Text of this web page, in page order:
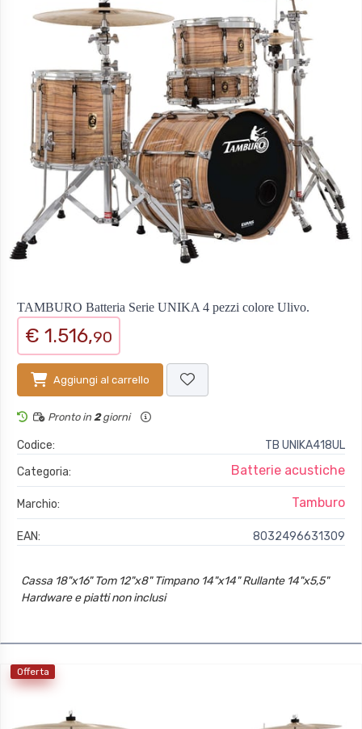
TAMBURO Batteria Serie UNIKA 4 pezzi colore Ulivo.
€ 1.516,90
Aggiungi al carrello
Pronto in 2giorni
Codice:
TB UNIKA418UL
Categoria:
Batterie acustiche
Marchio: Tamburo
EAN: 8032496631309
Cassa 18"x16" Tom 12"x8" Timpano 14"x14" Rullante 14"x5,5"
Hardware e piatti non inclusi
Offerta